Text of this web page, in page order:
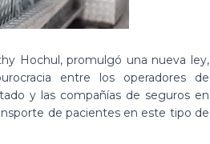
Hochul, promulgó una nueva ley,
entre los operadores de
y las compañías de seguros en
de pacientes en este tipo de